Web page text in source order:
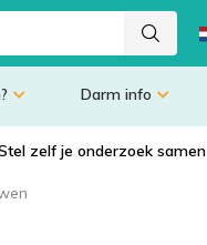
Darm info
zelf je onderzoek samen